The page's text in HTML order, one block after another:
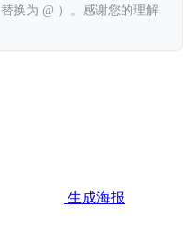
替换为 @ ）。感谢您的理解
生成海报